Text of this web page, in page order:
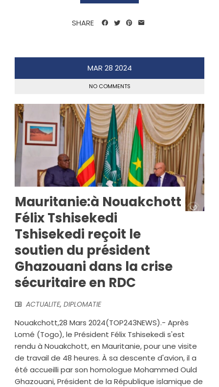
SHARE
MAR 28 2024
NO COMMENTS
Mauritanie:à Nouakchott
Félix Tshisekedi
Tshisekedi reçoit le
soutien du président
Ghazouani dans la crise
sécuritaire en RDC
ACTUALITE, DIPLOMATIE
Nouakchott,28 Mars 2024(TOP243NEWS).- Après
Lomé (Togo), le Président Félix Tshisekedi s'est
rendu à Nouakchott, en Mauritanie, pour une visite
de travail de 48 heures. À sa descente d'avion, il a
été accueilli par son homologue Mohammed Ould
Ghazouani, Président de la République islamique de